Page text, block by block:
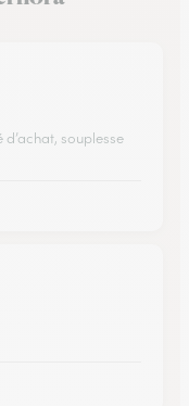
souplesse